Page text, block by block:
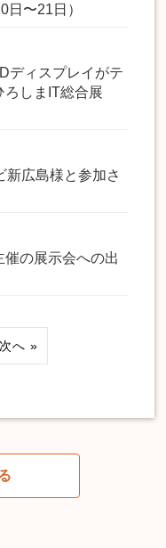
日〜21日）
ディスプレイがテ
ろしまIT総合展
新広島様と参加さ
の展示会への出
次へ »